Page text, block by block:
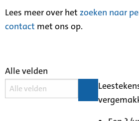
Lees meer over het zoeken naar
contact met ons op.
Alle velden